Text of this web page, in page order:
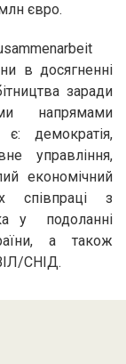
євро.
в досягненні
заради
напрямами
демократія,
управління,
економічний
співпраці з
у подоланні
а також
СНІД.